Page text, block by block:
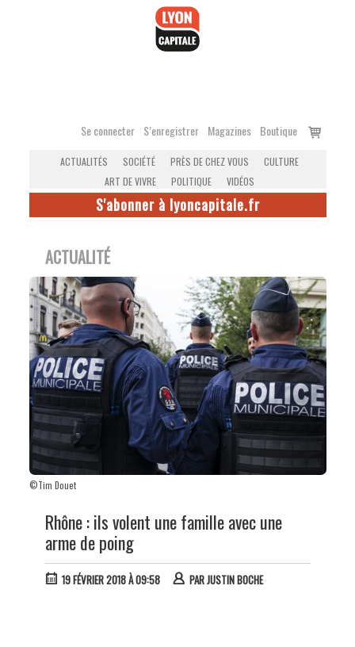
Se connecter S’enregistrer Magazines Boutique
Voir
ACTUALITÉS SOCIÉTÉ PRÈS DE CHEZ VOUS
CULTURE
ART DE VIVRE
POLITIQUE VIDÉOS
S'abonner à lyoncapitale.fr
ACTUALITÉ
©Tim Douet
Rhône : ils volent une famille avec une
arme de poing
19 FÉVRIER 2018 À 09:58 PARJUSTIN BOCHE